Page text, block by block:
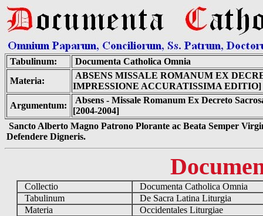
Tabulinum:
Documenta Catholica Omnia
Materia:
ABSENS MISSALE ROMANUM EX
IMPRESSIONE ACCURATISSIMA EDITIO]
Argumentum:
Absens - Missale Romanum Ex Decreto
[2004-2004]
Sancto Alberto Magno Patrono Plorante ac Beata Semper
Defendere Digneris.
Collectio
Documenta Catholica Omnia
Tabulinum
De Sacra Latina Liturgia
Materia
Occidentales Liturgiae